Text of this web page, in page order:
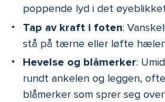
poppende lyd i det
Tap av kraft i foten:
stå på tærne eller løfte
Hevelse og blåmerker:
rundt ankelen og leggen,
blåmerker som sprer seg